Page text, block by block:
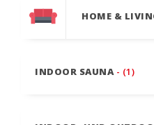
HOME &
INDOOR SAUNA - (1)